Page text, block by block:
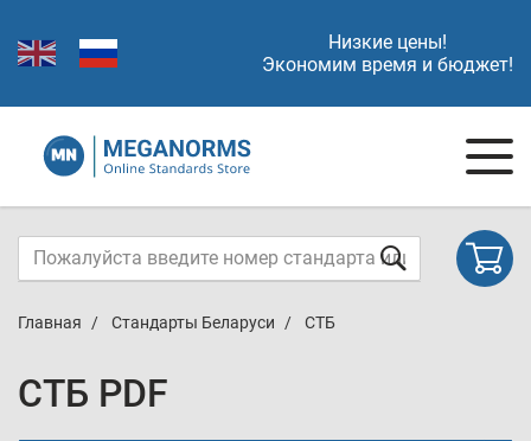
Низкие цены!
Экономим время и бюджет!
Главная Стандарты Беларуси СТБ
СТБ PDF